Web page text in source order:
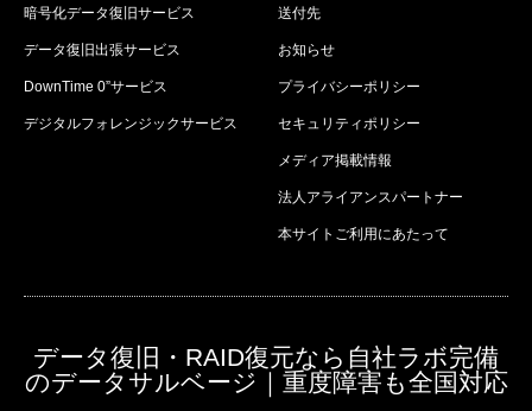
暗号化データ復旧サービス
データ復旧出張サービス
DownTime 0”サービス
デジタルフォレンジックサービス
送付先
お知らせ
プライバシーポリシー
セキュリティポリシー
メディア掲載情報
法人アライアンスパートナー
本サイトご利用にあたって
データ復旧・RAID復元なら自社ラボ完備
のデータサルベージ｜重度障害も全国対応